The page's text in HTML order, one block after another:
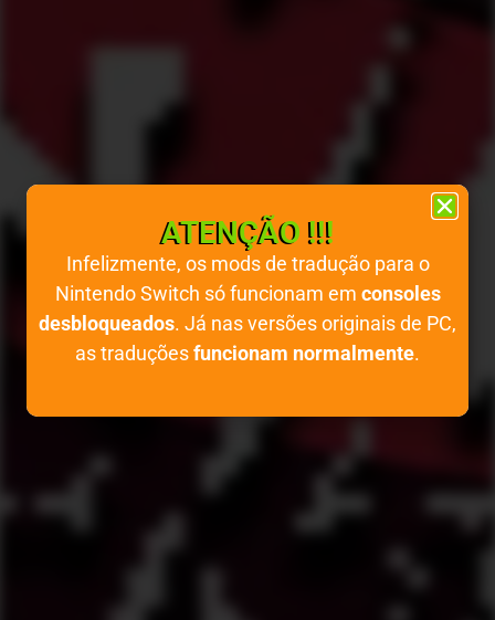
ATENÇÃO !!!
Infelizmente, os mods de tradução para o
Nintendo Switch só funcionam em consoles
desbloqueados. Já nas versões originais de PC,
as traduçõesfuncionam normalmente.